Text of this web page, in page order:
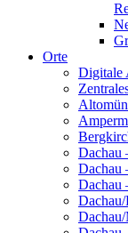
Orte
Digitale
Dachau
Dachau
Dachau